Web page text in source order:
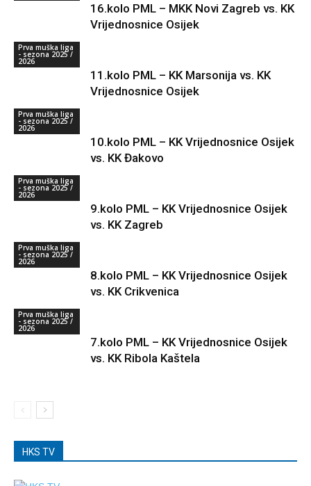
16.kolo PML – MKK Novi Zagreb vs. KK
Vrijednosnice Osijek
Prva muška liga
- sezona 2025 /
2026
11.kolo PML – KK Marsonija vs. KK
Vrijednosnice Osijek
Prva muška liga
- sezona 2025 /
2026
10.kolo PML – KK Vrijednosnice Osijek
vs. KK Đakovo
Prva muška liga
- sezona 2025 /
2026
9.kolo PML – KK Vrijednosnice Osijek
vs. KK Zagreb
Prva muška liga
- sezona 2025 /
2026
8.kolo PML – KK Vrijednosnice Osijek
vs. KK Crikvenica
Prva muška liga
- sezona 2025 /
2026
7.kolo PML – KK Vrijednosnice Osijek
vs. KK Ribola Kaštela
HKS TV